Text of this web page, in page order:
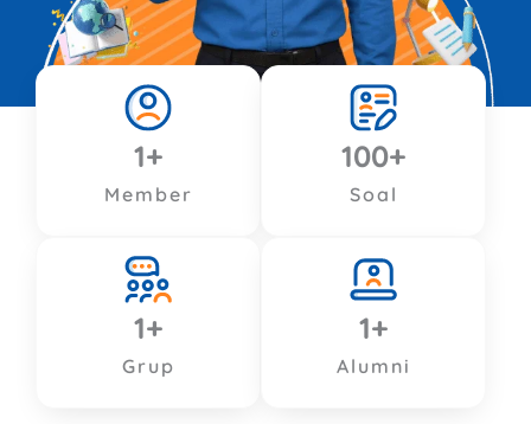
Member
1+
Soal
100+
Grup
1+
Alumni
1+